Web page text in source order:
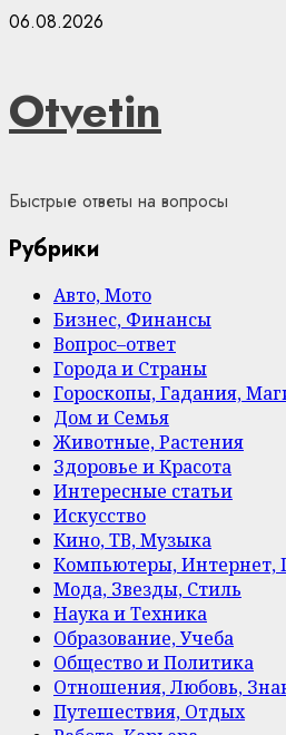
Skip
06.08.2026
Otvetin
Быстрые ответы на вопросы
Рубрики
Авто, Мото
Бизнес, Финансы
Вопрос–ответ
Города и Страны
Гороскопы, Гадания,
Дом и Семья
Животные, Растения
Здоровье и Красота
Интересные статьи
Искусство
Кино, ТВ, Музыка
Компьютеры, Интернет,
Мода, Звезды, Стиль
Наука и Техника
Образование, Учеба
Общество и Политика
Отношения, Любовь,
Путешествия, Отдых